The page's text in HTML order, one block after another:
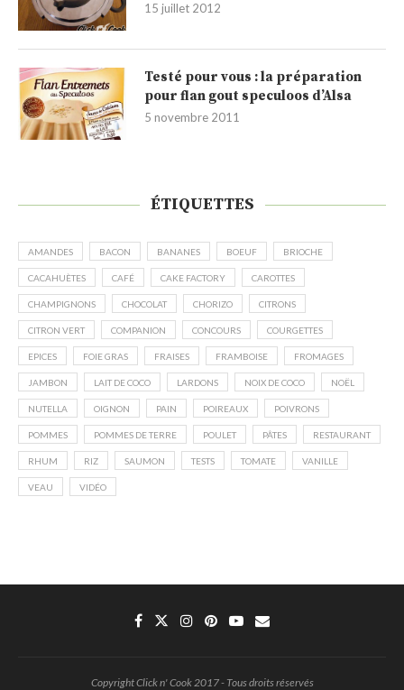
15 juillet 2012
Testé pour vous : la préparation
pour flan gout speculoos d’Alsa
5 novembre 2011
ÉTIQUETTES
AMANDES BACON BANANES BOEUF BRIOCHE
CACAHUÈTES CAFÉ CAKE FACTORY CAROTTES
CHAMPIGNONS CHOCOLAT CHORIZO CITRONS
CITRON VERT COMPANION CONCOURS COURGETTES
EPICES FOIE GRAS FRAISES FRAMBOISE FROMAGES
JAMBON LAIT DE COCO LARDONS NOIX DE COCO NOËL
NUTELLA OIGNON PAIN POIREAUX POIVRONS
POMMES POMMES DE TERRE POULET PÂTES RESTAURANT
RHUM RIZ SAUMON TESTS TOMATE VANILLE
VEAU VIDÉO
Copyright Click n' Cook 2017 - Tous droits réservés